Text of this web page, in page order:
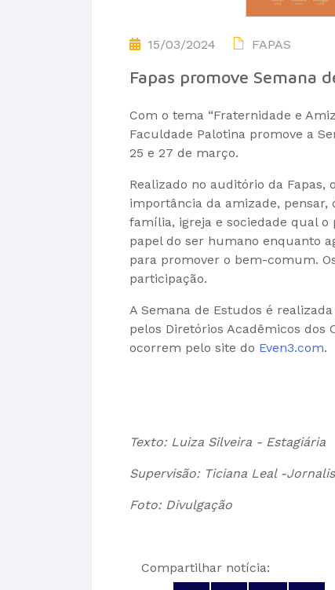
15/03/2024 FAPAS
Fapas promove Semana
Com o tema “Fraternidade e
Faculdade Palotina promove a
25 e 27 de março.
Realizado no auditório da
importância da amizade, pensar,
família, igreja e sociedade qual
papel do ser humano enquanto
para promover o bem-comum.
participação.
A Semana de Estudos é
pelos Diretórios Acadêmicos dos
ocorrem pelo site do Even3.com.
Texto: Luiza Silveira - Estagiária
Supervisão: Ticiana Leal -
Foto: Divulgação
Compartilhar notícia: